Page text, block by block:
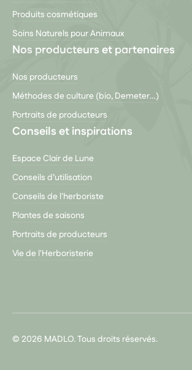
Produits cosmétiques
Soins Naturels pour Animaux
Nos producteurs et partenaires
Nos producteurs
Méthodes de culture (bio, Demeter…)
Portraits de producteurs
Conseils et inspirations
Espace Clair de Lune
Conseils d’utilisation
Conseils de l'herboriste
Plantes de saisons
Portraits de producteurs
Vie de l'Herboristerie
© 2026 MADLO. Tous droits réservés.